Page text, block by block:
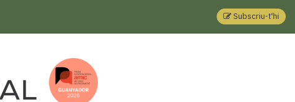
Subscriu-t'hi